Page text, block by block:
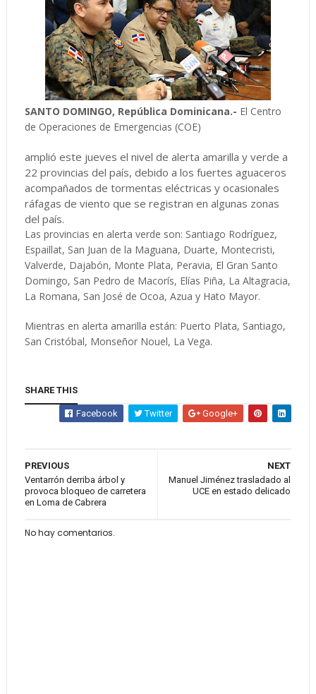
SANTO DOMINGO, República Dominicana.- El Centro
de Operaciones de Emergencias (COE)
amplió este jueves el nivel de alerta amarilla y verde a
22 provincias del país, debido a los fuertes aguaceros
acompañados de tormentas eléctricas y ocasionales
ráfagas de viento que se registran en algunas zonas
del país.
Las provincias en alerta verde son: Santiago Rodríguez,
Espaillat, San Juan de la Maguana, Duarte, Montecristi,
Valverde, Dajabón, Monte Plata, Peravia, El Gran Santo
Domingo, San Pedro de Macorís, Elías Piña, La Altagracia,
La Romana, San José de Ocoa, Azua y Hato Mayor.
Mientras en alerta amarilla están: Puerto Plata, Santiago,
San Cristóbal, Monseñor Nouel, La Vega.
SHARE THIS
Facebook Twitter Google+
NEXT
Manuel Jiménez trasladado al
UCE en estado delicado
PREVIOUS
Ventarrón derriba árbol y
provoca bloqueo de carretera
en Loma de Cabrera
No hay comentarios.